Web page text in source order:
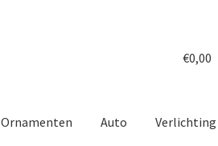
€0,00
Ornamenten Auto Verlichting